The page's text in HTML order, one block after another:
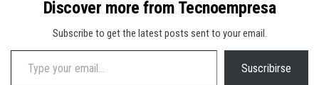
Discover more from Tecnoempresa
Subscribe to get the latest posts sent to your email.
Type your email…
Suscribirse